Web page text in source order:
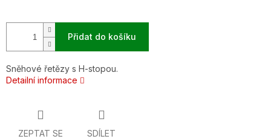
Přidat do košíku
Sněhové řetězy s H-stopou.
Detailní informace
ZEPTAT SE SDÍLET